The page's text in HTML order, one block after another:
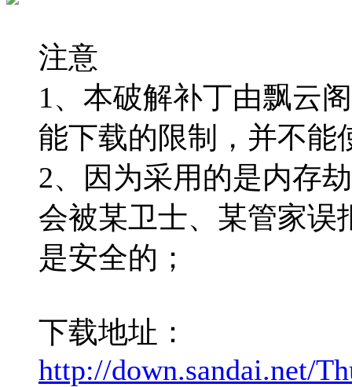
注意
1、本破解补丁由飘云
能下载的限制，并不能
2、因为采用的是内存
会被某卫士、某管家误
是安全的；
下载地址：
http://down.sandai.net/